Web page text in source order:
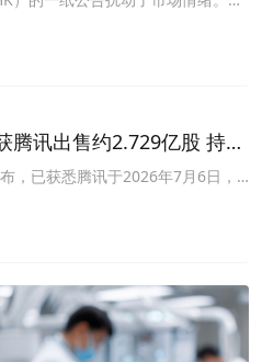
股快手B类股份，持股比例由约
主要股东行列。
腾讯出售约2.729亿股 持股
，已获悉腾讯于2026年7月6日，
与公司及其关连人士并无关连。出
约15.68%下降至9.37%，并不再为
方的战略合作。公司预期出售事项
利影响。截止发稿，快手
元。此外，目前公司已根据其于
股份购回计划，以合共83.5亿港